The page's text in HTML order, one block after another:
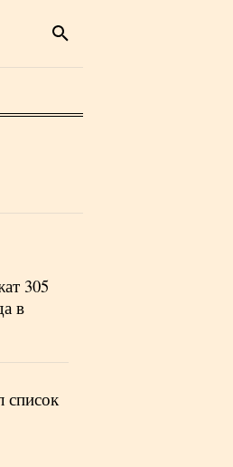
305
в
список